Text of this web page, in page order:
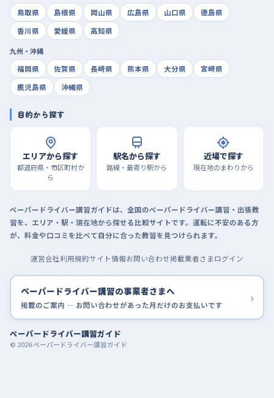
鳥取県
島根県 岡山県 広島県 山口県
徳島県
香川県
愛媛県 高知県
九州・沖縄
福岡県
佐賀県 長崎県 熊本県 大分県
宮崎県
鹿児島県
沖縄県
目的から探す
エリアから探す
都道府県・市区町村か
ら
駅名から探す
路線・最寄り駅から
近場で探す
現在地のまわりから
ペーパードライバー講習ガイドは、全国のペーパードライバー講習・出張教
習を、エリア・駅・現在地から探せる比較サイトです。運転に不安のある方
が、料金や口コミを比べて自分に合った教習を見つけられます。
運営会社利用規約サイト情報お問い合わせ掲載業者さまログイン
ペーパードライバー講習の事業者さまへ
掲載のご案内 — お問い合わせがあった月だけのお支払いです ›
ペーパードライバー講習ガイド
© 2026 ペーパードライバー講習ガイド